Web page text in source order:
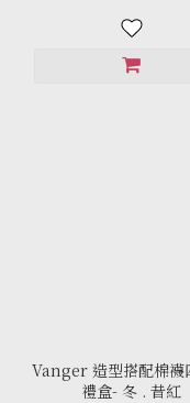
Vanger 造型搭配棉襪
禮盒- 冬 . 昔紅